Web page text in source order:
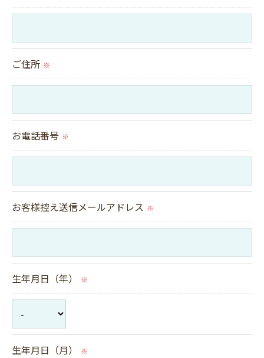
＜個人情報を与えなかった場合に生じる結果＞
予めご了承ください。
いて＞
当社では、お客様の個人情報の開示･訂正･削除・利
用停止の手続を定めさせて頂いております。
す。
個人情報の開示･訂正･削除・利用停止の具体的手続
きにつきましては、お電話でお問合せ下さい。
ご住所 ※
お電話番号 ※
お客様控え送信メールアドレス ※
生年月日（年） ※
生年月日（月） ※